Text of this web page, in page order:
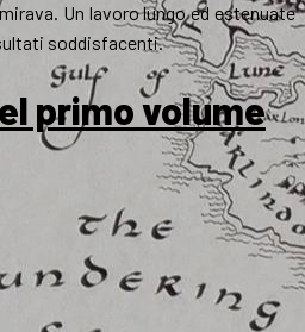
Un lavoro lungo ed estenuate
soddisfacenti.
primo volume